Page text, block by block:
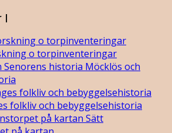
|
o torpinventeringar
Möcklös och
folkliv och bebyggelsehistoria
Sätt